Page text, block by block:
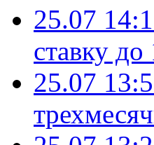
25.07
ставку до
25.07